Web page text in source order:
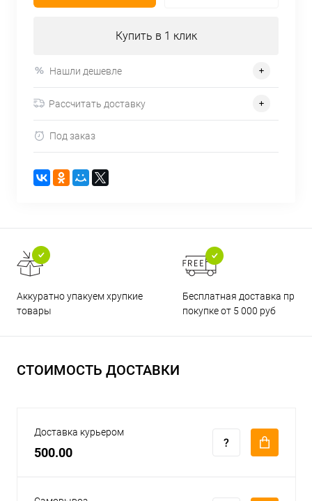
Купить в 1 клик
Нашли дешевле
Рассчитать доставку
Под заказ
Аккуратно упакуем хрупкие
товары
Бесплатная доставка при
покупке от 5 000 руб
СТОИМОСТЬ ДОСТАВКИ
Доставка курьером
500.00